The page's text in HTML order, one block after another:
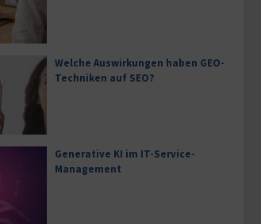
Welche Auswirkungen haben GEO-
Techniken auf SEO?
Generative KI im IT-Service-
Management